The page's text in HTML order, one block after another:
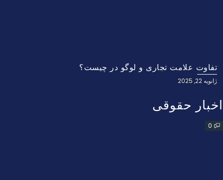
تفاوت علامت تجاری و لوگو در چیست؟
ژانویه 22, 2025
اخبار حقوقی
0